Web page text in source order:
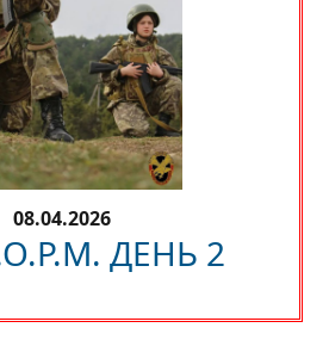
08.04.2026
ДЕНЬ 2